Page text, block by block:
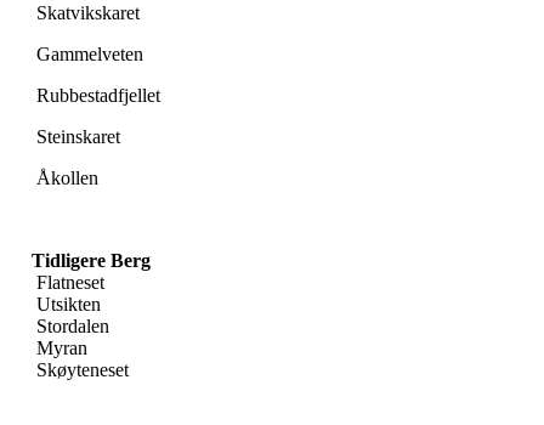
Skatvikskaret
Gammelveten
Rubbestadfjellet
Steinskaret
Åkollen
Tidligere Berg
Flatneset
Utsikten
Stordalen
Myran
Skøyteneset